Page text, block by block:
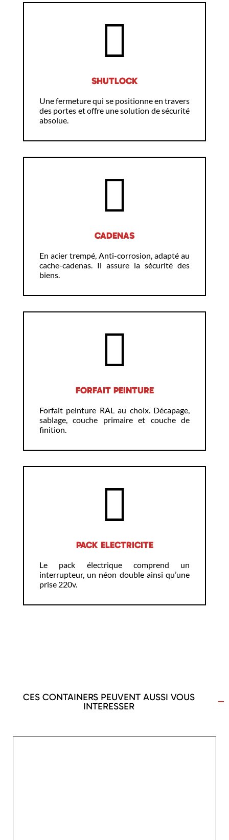
SHUTLOCK
Une fermeture qui se positionne en travers
des portes et offre une solution de sécurité
absolue.
CADENAS
En acier trempé, Anti-corrosion, adapté au
cache-cadenas. Il assure la sécurité des
biens.
FORFAIT PEINTURE
Forfait peinture RAL au choix. Décapage,
sablage, couche primaire et couche de
finition.
PACK ELECTRICITE
Le pack électrique comprend un
interrupteur, un néon double ainsi qu’une
prise 220v.
CES CONTAINERS PEUVENT AUSSI VOUS
INTERESSER